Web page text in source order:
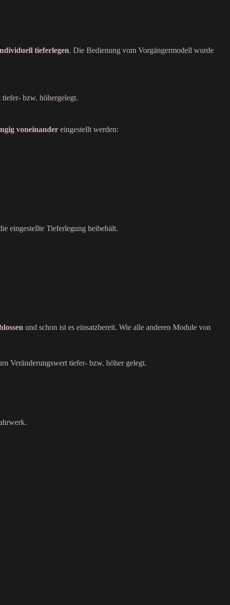
tieferlegen. Die Bedienung vom Vorgängermodell wurde
bzw. höhergelegt.
voneinander eingestellt werden:
eingestellte Tieferlegung beibehält.
und schon ist es einsatzbereit. Wie alle anderen Module von
Veränderungswert tiefer- bzw. höher gelegt.